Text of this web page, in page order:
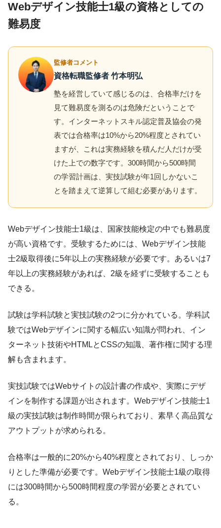
Webデザイン技能士1級の資格としての
難易度
監修者コメント
資格転職監修者 竹本明弘
塾を経営していて感じるのは、合格率だけを
見て難易度を測るのは危険だということで
す。インターネットスキル認定普及協会の発
表では合格率は10%から20%程度とされてい
ますが、これは実務経験を積んだ人だけが受
けた上での数字です。300時間から500時間
の学習計画は、実技試験が年1回しかないこ
とを踏まえて逆算して組む必要があります。
Webデザイン技能士1級は、国家技能検定の中でも難易度
が高い資格です。受験するためには、Webデザイン技能
士2級取得後に5年以上の実務経験が必要です。あるいは7
年以上の実務経験があれば、2級を経ずに受験することも
できる。
試験は学科試験と実技試験の2つに分かれている。学科試
験ではWebデザインに関する幅広い知識が問われ、イン
ターネット技術やHTMLとCSSの知識、著作権に関する理
解も含まれます。
実技試験ではWebサイトの設計書の作成や、実際にデザ
インを制作する課題が出されます。Webデザイン技能士1
級の実技試験は制作時間が限られており、素早く高品質な
アウトプットが求められる。
合格率は一般的に20%から40%程度とされており、しっか
りとした準備が必要です。Webデザイン技能士1級の取得
には300時間から500時間程度の学習が必要とされてい
る。